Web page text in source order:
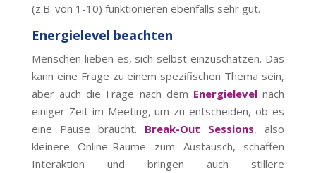
(z.B. von 1-10) funktionieren ebenfalls sehr gut.
Energielevel beachten
Menschen lieben es, sich selbst einzuschätzen. Das
kann eine Frage zu einem spezifischen Thema sein,
aber auch die Frage nach dem Energielevel nach
einiger Zeit im Meeting, um zu entscheiden, ob es
eine Pause braucht. Break-Out Sessions, also
kleinere Online-Räume zum Austausch, schaffen
Interaktion und bringen auch stillere